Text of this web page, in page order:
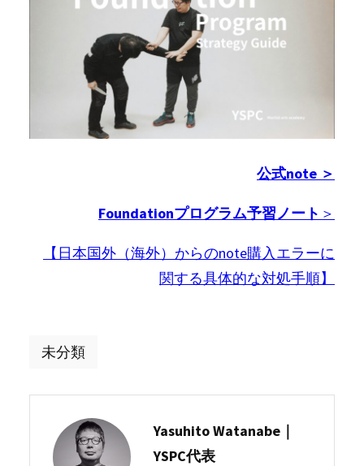
公式note ＞
Foundationプログラム予習ノート ＞
【日本国外（海外）からのnote購入エラーに
関する具体的な対処手順】
未分類
Yasuhito Watanabe｜
YSPC代表